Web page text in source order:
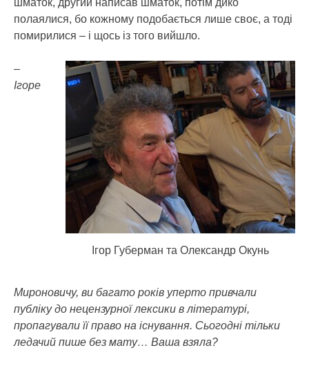
шматок, другий написав шматок, потім дико
полаялися, бо кожному подобається лише своє, а тоді
помирилися – і щось із того вийшло.
Ігор Губерман та Олександр Окунь
–
Ігоре
Мироновичу, ви багато років уперто привчали
публіку до нецензурної лексики в літературі,
пропагували її право на існування. Сьогодні тільки
ледачий пише без мату… Ваша взяла?